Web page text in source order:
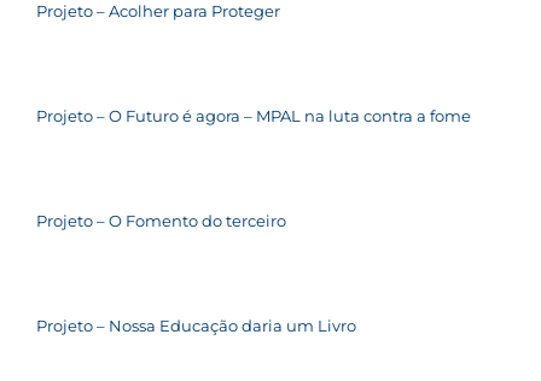
Projeto – Acolher para Proteger
Projeto – O Futuro é agora – MPAL na luta contra a fome
Projeto – O Fomento do terceiro
Projeto – Nossa Educação daria um Livro